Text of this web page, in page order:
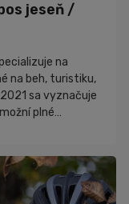
jeseň /
na
na beh, turistiku,
sa vyznačuje
plné
pred mrazivým a
vzhľad a